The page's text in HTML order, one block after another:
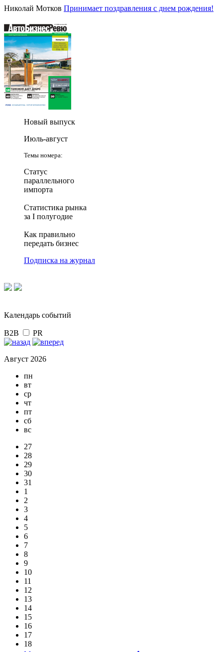
Николай Мотков Принимает поздравления с днем рождения!
Новый выпуск
Июль-август
Темы номера:
Статус
параллельного
импорта
Статистика рынка
за I полугодие
Как правильно
передать бизнес
Подписка на журнал
Календарь событий
B2B PR
Август 2026
пн
вт
ср
чт
пт
сб
вс
27
28
29
30
31
1
2
3
4
5
6
7
8
9
10
11
12
13
14
15
16
17
18